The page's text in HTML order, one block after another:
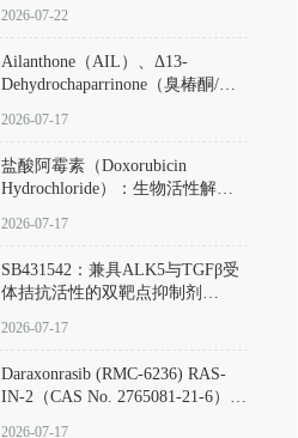
量下的高灵敏度、非侵入式生物
及应用瓶颈
2026-07-22
Ailanthone（AIL）、Δ13-
Dehydrochaparrinone（臭椿酮/臭
DKM货号 D806885
2026-07-17
盐酸阿霉素（Doxorubicin
Hydrochloride）：生物活性解
范
2026-07-17
SB431542：兼具ALK5与TGFβ受
体拮抗活性的双靶点抑制剂
D801067）
2026-07-17
Daraxonrasib (RMC-6236) RAS-
IN-2（CAS No. 2765081-21-6）：
2026-07-17